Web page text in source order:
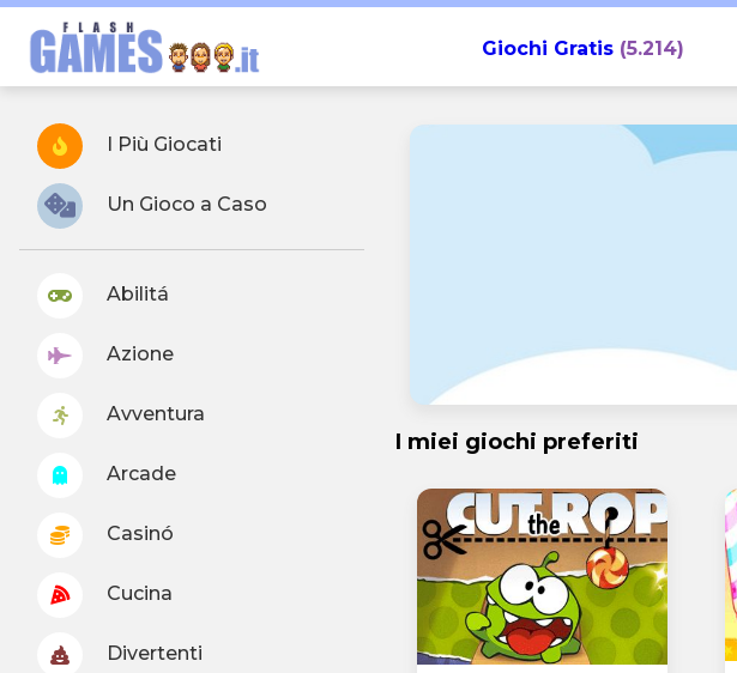
Giochi Gratis(5.214)
I Più Giocati
Un Gioco a Caso
Abilitá
Azione
Avventura
Arcade
Casinó
Cucina
Divertenti
I miei giochi preferiti